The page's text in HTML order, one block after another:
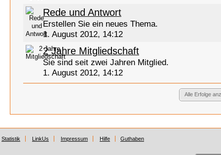
Rede und Antwort
Erstellen Sie ein neues Thema.
1. August 2012, 14:12
2 Jahre Mitgliedschaft
Sie sind seit zwei Jahren Mitglied.
1. August 2012, 14:12
Alle Erfolge
Statistik LinkUs Impressum Hilfe Guthaben